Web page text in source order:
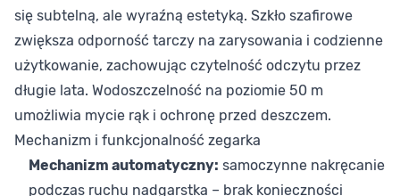
się subtelną, ale wyraźną estetyką. Szkło szafirowe
zwiększa odporność tarczy na zarysowania i codzienne
użytkowanie, zachowując czytelność odczytu przez
długie lata. Wodoszczelność na poziomie 50 m
umożliwia mycie rąk i ochronę przed deszczem.
Mechanizm i funkcjonalność zegarka
Mechanizm automatyczny: samoczynne nakręcanie
podczas ruchu nadgarstka – brak konieczności